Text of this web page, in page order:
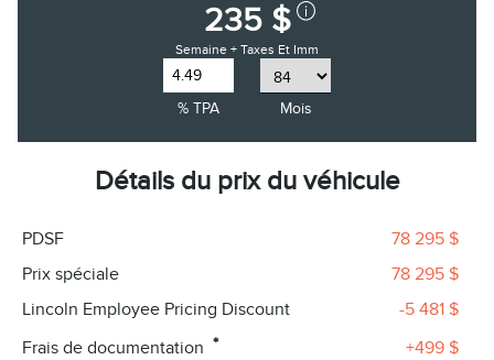
Détails du prix du véhicule
PDSF
78 295 $
Prix spéciale
78 295 $
Lincoln Employee Pricing Discount
-5 481 $
Frais de documentation * +499 $
235 $
Semaine + Taxes Et Imm
% TPA Mois